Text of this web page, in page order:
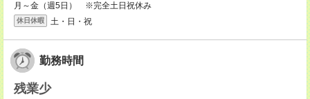
月～金（週5日） ※完全土日祝休み
休日休暇 土・日・祝
勤務時間
残業少